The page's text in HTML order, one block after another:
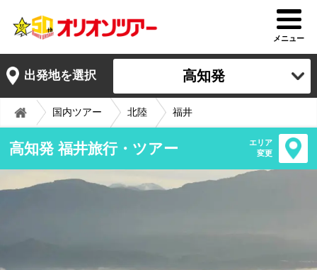
メニュー
出発地を選択 高知発
国内ツアー 北陸 福井
高知発 福井旅行・ツアー
エリア
変更